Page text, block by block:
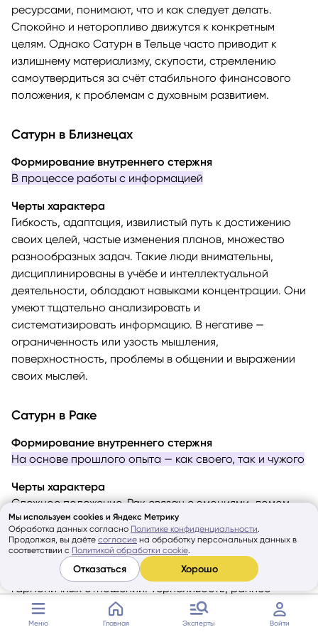
Меню Главная Эксперты Войти
ресурсами, понимают, что и как следует делать.
Спокойно и неторопливо движутся к конкретным
целям. Однако Сатурн в Тельце часто приводит к
излишнему материализму, скупости, стремлению
самоутвердиться за счёт стабильного финансового
положения, к проблемам с духовным развитием.
Сатурн в Близнецах
Формирование внутреннего стержня
В процессе работы с информацией
Черты характера
Гибкость, адаптация, извилистый путь к достижению
своих целей, частые изменения планов, множество
разнообразных задач. Такие люди внимательны,
дисциплинированы в учёбе и интеллектуальной
деятельности, обладают навыками концентрации. Они
умеют тщательно анализировать и
систематизировать информацию. В негативе —
ограниченность или узость мышления,
поверхностность, проблемы в общении и выражении
своих мыслей.
Сатурн в Раке
Формирование внутреннего стержня
На основе прошлого опыта — как своего, так и чужого
Черты характера
Сложное положение. Рак связан с эмоциями, домом,
семейными ценностями. Эти люди могут испытывать
трудности с открытым выражением чувств при
общении с близкими. Эмоциональные барьеры и
страхи становятся препятствием к созданию
гармоничных отношений. Терпеливость, раннее
взросление, ответственное отношение к своей семье
— если такой человек её создаёт, то потом всеми
Мы используем cookies и Яндекс Метрику
Обработка данных согласно Политике конфиденциальности.
Продолжая, вы даёте согласие на обработку персональных данных в
соответствии с Политикой обработки cookie.
Отказаться Хорошо